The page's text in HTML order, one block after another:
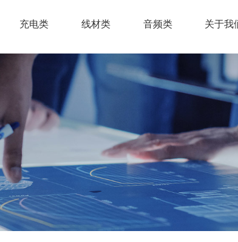
充电类 线材类 音频类 关于我